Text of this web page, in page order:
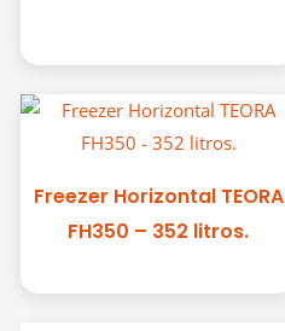
Freezer Horizontal TEORA
FH350 – 352 litros.